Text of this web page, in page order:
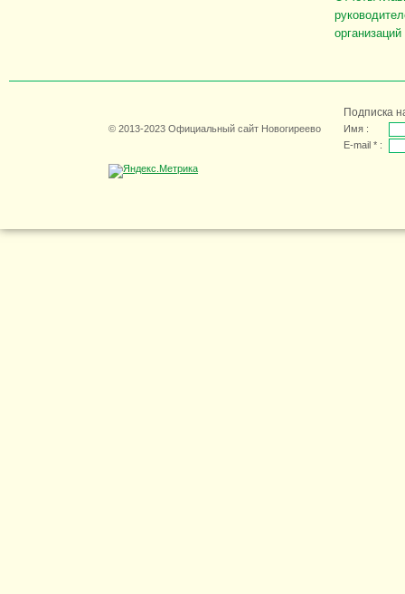
организаций
© 2013-2023 Официальный сайт Новогиреево
Подписка
Имя :
E-mail * :